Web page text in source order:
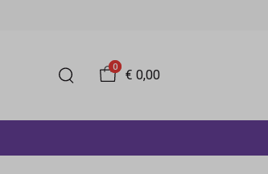
0
€ 0,00